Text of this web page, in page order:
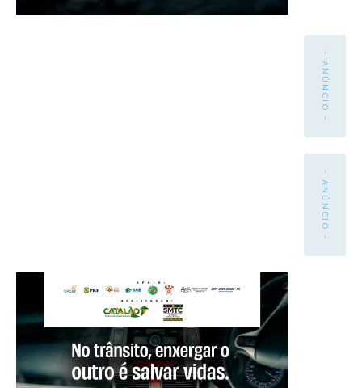
- ANÚNCIO -
- ANÚNCIO -